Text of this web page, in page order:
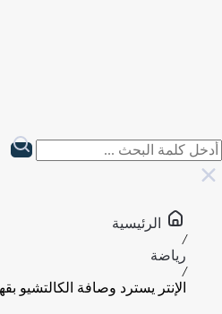
الرئيسية
/
رياضة
/
الإنتر يسترد وصافة الكالتشيو